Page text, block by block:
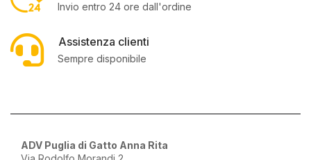
Invio entro 24 ore dall'ordine
Assistenza clienti
Sempre disponibile
ADV Puglia di Gatto Anna Rita